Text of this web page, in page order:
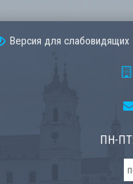
Версия для слабовидящих
ПН-ПТ: